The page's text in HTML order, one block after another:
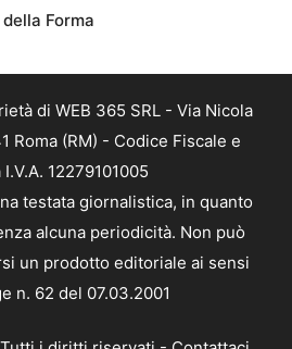
Forma
di WEB 365 SRL - Via Nicola
Roma (RM) - Codice Fiscale e
12279101005
testata giornalistica, in quanto
alcuna periodicità. Non può
un prodotto editoriale ai sensi
n. 62 del 07.03.2001